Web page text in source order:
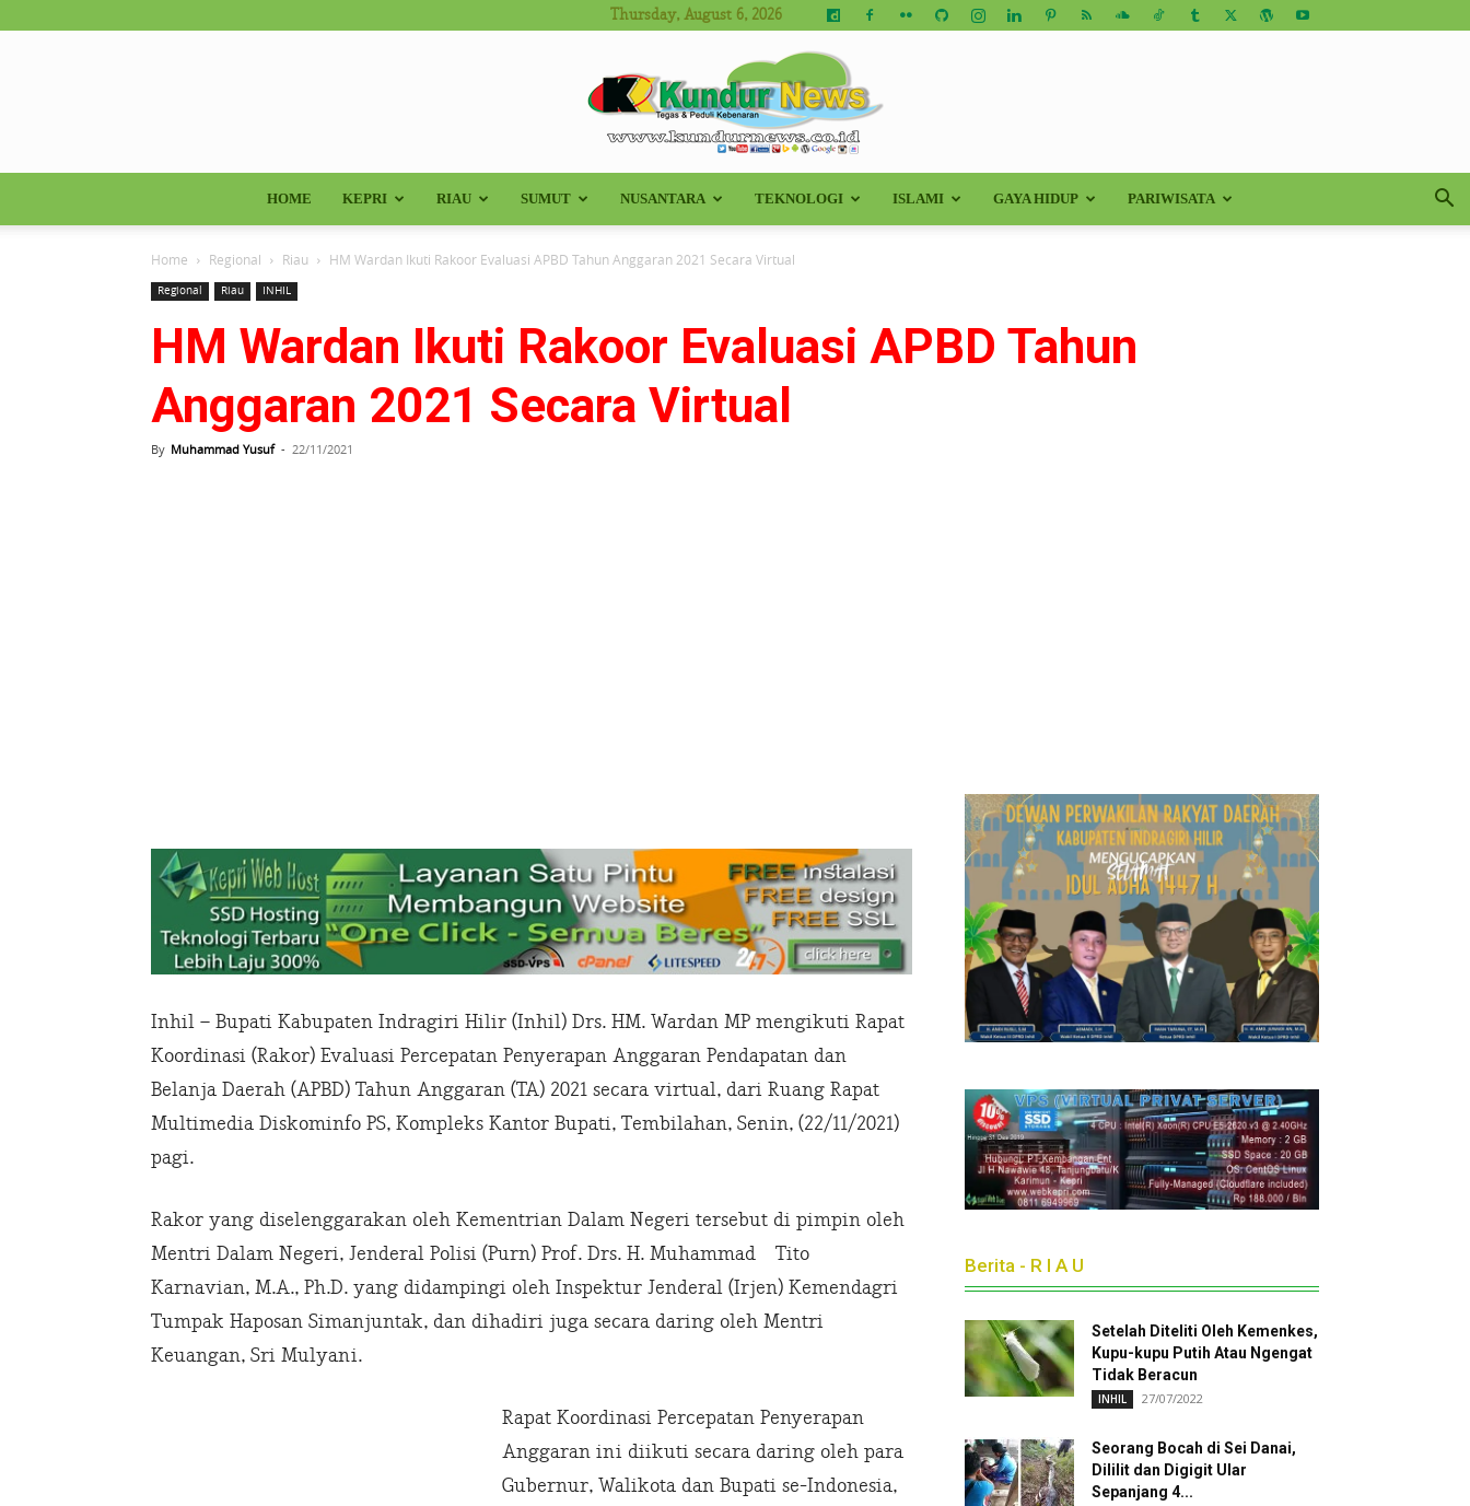
Thursday, August 6, 2026
Kundur
News
HOME KEPRI RIAU SUMUT NUSANTARA TEKNOLOGI ISLAMI GAYA HIDUP PARIWISATA
Home Regional Riau HM Wardan Ikuti Rakoor Evaluasi APBD Tahun Anggaran 2021 Secara Virtual
Regional Riau INHIL
HM Wardan Ikuti Rakoor Evaluasi APBD Tahun
Anggaran 2021 Secara Virtual
By Muhammad Yusuf - 22/11/2021
Inhil – Bupati Kabupaten Indragiri Hilir (Inhil) Drs. HM. Wardan MP mengikuti Rapat
Koordinasi (Rakor) Evaluasi Percepatan Penyerapan Anggaran Pendapatan dan
Belanja Daerah (APBD) Tahun Anggaran (TA) 2021 secara virtual, dari Ruang Rapat
Multimedia Diskominfo PS, Kompleks Kantor Bupati, Tembilahan, Senin, (22/11/2021)
pagi.
Rakor yang diselenggarakan oleh Kementrian Dalam Negeri tersebut di pimpin oleh
Mentri Dalam Negeri, Jenderal Polisi (Purn) Prof. Drs. H. Muhammad Tito
Karnavian, M.A., Ph.D. yang didampingi oleh Inspektur Jenderal (Irjen) Kemendagri
Tumpak Haposan Simanjuntak, dan dihadiri juga secara daring oleh Mentri
Keuangan, Sri Mulyani.
Rapat Koordinasi Percepatan Penyerapan
Anggaran ini diikuti secara daring oleh para
Gubernur, Walikota dan Bupati se-Indonesia,
Berita - R I A U
Setelah Diteliti Oleh Kemenkes,
Kupu-kupu Putih Atau Ngengat
Tidak Beracun
INHIL 27/07/2022
Seorang Bocah di Sei Danai,
Dililit dan Digigit Ular
Sepanjang 4...